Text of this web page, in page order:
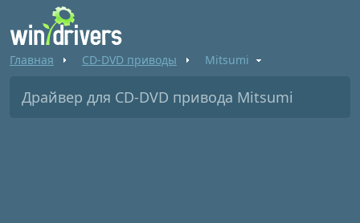
Главная CD-DVD приводы Mitsumi
Драйвер для CD-DVD привода Mitsumi